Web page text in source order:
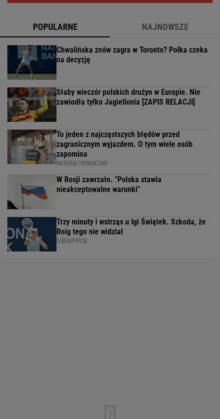
POPULARNE NAJNOWSZE
Chwalińska znów zagra w Toronto? Polka czeka
na decyzję
Słaby wieczór polskich drużyn w Europie. Nie
zawiodła tylko Jagiellonia [ZAPIS RELACJI]
To jeden z najczęstszych błędów przed
zagranicznym wyjazdem. O tym wiele osób
zapomina
MATERIAŁ PROMOCYJNY
W Rosji zawrzało. "Polska stawia
nieakceptowalne warunki"
Trzy minuty i wstrząs u Igi Świątek. Szkoda, że
Roig tego nie widział
SUBSKRYPCJA